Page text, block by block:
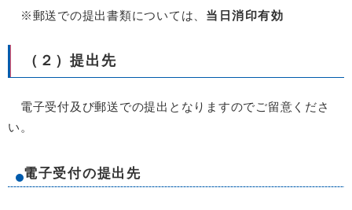
※郵送での提出書類については、 当日消印有効
（２）提出先
電子受付及び郵送での提出となりますのでご留意くださ
い。
電子受付の提出先